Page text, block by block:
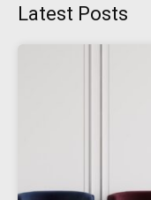
Latest Posts